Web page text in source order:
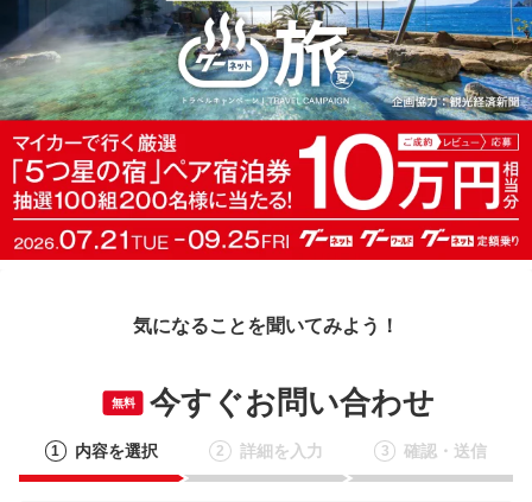
気になることを聞いてみよう！
無料 今すぐお問い合わせ
1 内容を選択 2 詳細を入力 3 確認・送信